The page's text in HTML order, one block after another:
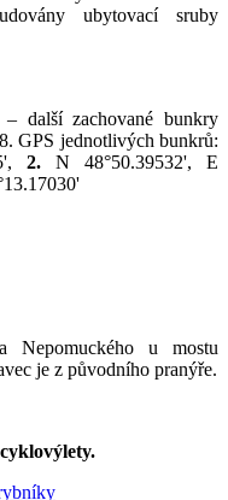
ubytovací sruby
– další zachované bunkry
GPS jednotlivých bunkrů:
2.N 48°50.39532', E
Nepomuckého u mostu
je z původního pranýře.